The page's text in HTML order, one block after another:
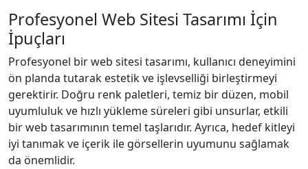
Profesyonel Web Sitesi Tasarımı İçin
İpuçları
Profesyonel bir web sitesi tasarımı, kullanıcı deneyimini
ön planda tutarak estetik ve işlevselliği birleştirmeyi
gerektirir. Doğru renk paletleri, temiz bir düzen, mobil
uyumluluk ve hızlı yükleme süreleri gibi unsurlar, etkili
bir web tasarımının temel taşlarıdır. Ayrıca, hedef kitleyi
iyi tanımak ve içerik ile görsellerin uyumunu sağlamak
da önemlidir.